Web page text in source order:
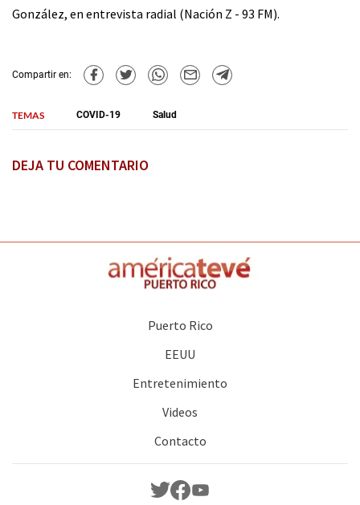
González, en entrevista radial (Nación Z - 93 FM).
Compartir en:
TEMAS COVID-19 Salud
DEJA TU COMENTARIO
Puerto Rico
EEUU
Entretenimiento
Videos
Contacto